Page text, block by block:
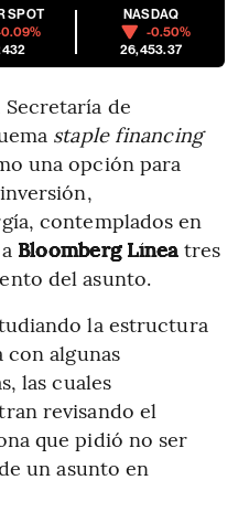
SPOT
NASDAQ
-0.50%
26,453.37
de
staple financing
una opción para
contemplados en
Bloomberg Línea tres
del asunto.
la estructura
con algunas
las cuales
revisando el
que pidió no ser
un asunto en